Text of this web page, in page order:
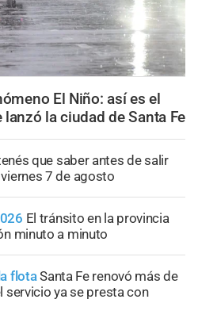
El Niño: así es el
la ciudad de Santa Fe
que saber antes de salir
7 de agosto
El tránsito en la provincia
minuto a minuto
flotaSanta Fe renovó más de
servicio ya se presta con